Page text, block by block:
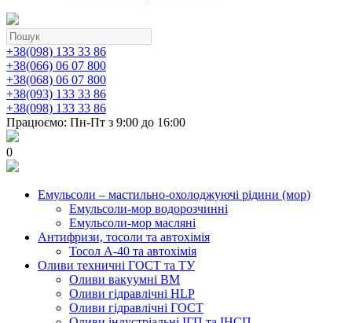
+38(098) 133 33 86
+38(066) 06 07 800
+38(068) 06 07 800
+38(093) 133 33 86
+38(098) 133 33 86
Працюємо: Пн-Пт з 9:00 до 16:00
0
Емульсоли – мастильно-охолоджуючі рідини (мор)
Емульсоли-мор водорозчинні
Емульсоли-мор масляні
Антифризи, тосоли та автохімія
Тосол А-40 та автохімія
Оливи техничні ГОСТ та ТУ
Оливи вакуумні ВМ
Оливи гідравлічні HLP
Оливи гідравлічні ГОСТ